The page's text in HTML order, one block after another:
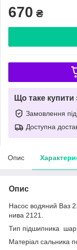
670 ₴
Що таке
Замовлення
Доступна
Опис
Опис
Насос водяний Ваз
нива 2121.
Тип підшипника
Матеріал сальника